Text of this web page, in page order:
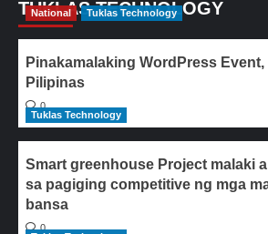
TUKLAS TECHNOLOGY
National Tuklas Technology
Pinakamalaking WordPress Event,
Pilipinas
0
Tuklas Technology
Smart greenhouse Project malaki
sa pagiging competitive ng mga
bansa
0